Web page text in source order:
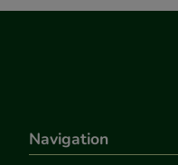
Navigation